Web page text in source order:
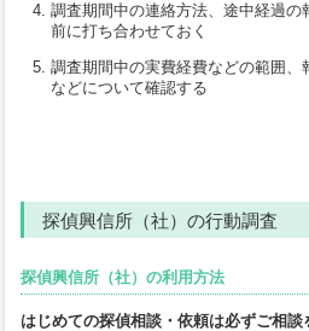
調査期間中の連絡方法、途中経過
前に打ち合わせておく
調査期間中の実費経費などの範囲、
などについて確認する
探偵興信所（社）の行動調査
探偵興信所（社）の利用方法
はじめての探偵相談・依頼は必ずご相談